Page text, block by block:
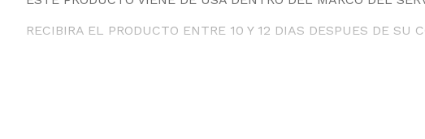
RECIBIRA EL PRODUCTO ENTRE 10 Y 12 DIAS DESPUES DE SU